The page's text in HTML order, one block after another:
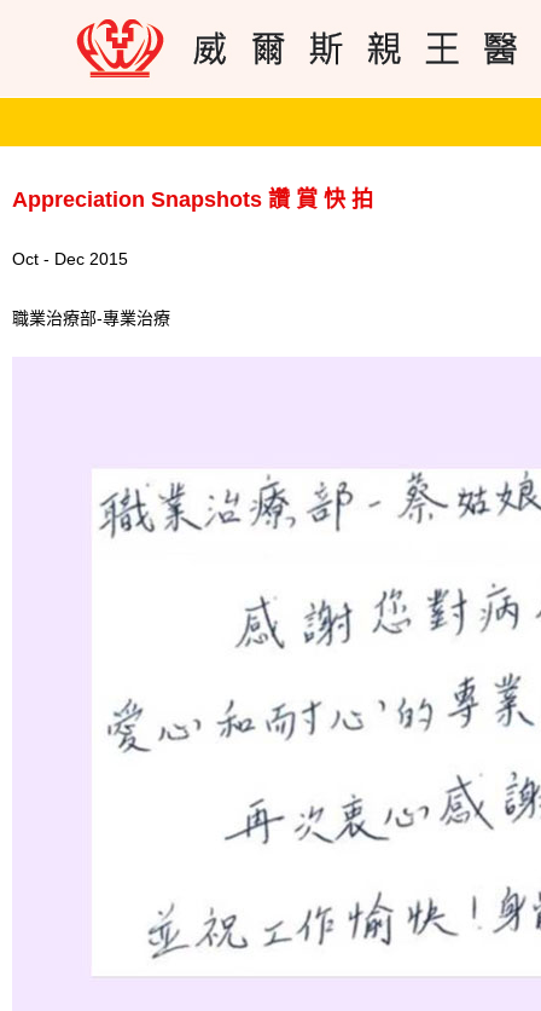
Appreciation Snapshots 讚 賞 快 拍
Oct - Dec 2015
職業治療部-專業治療